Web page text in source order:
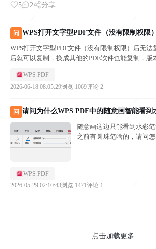
5 2 分享
问 WPS打开文字型PDF文件（没有限制权限
WPS打开文字型PDF文件（没有限制权限）后无
后就可以复制，换成其他的PDF软件也能复制，版
WPS PDF
2026-06-18 08:05:29浏览 1069评论 2
问 请问为什么WPS PDF中的随意画智能看到
随意画这边只能看到水彩
之前有圆珠笔啥的，请问
WPS PDF
2026-05-29 02:10:43浏览 1471评论 1
点击加载更多